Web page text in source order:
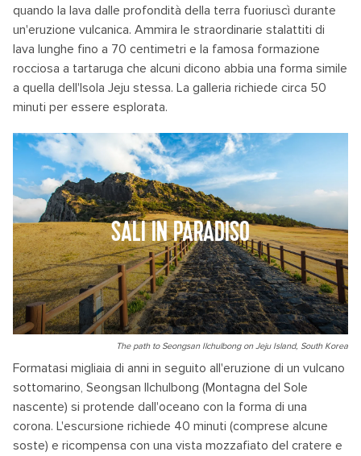
quando la lava dalle profondità della terra fuoriuscì durante
un'eruzione vulcanica. Ammira le straordinarie stalattiti di
lava lunghe fino a 70 centimetri e la famosa formazione
rocciosa a tartaruga che alcuni dicono abbia una forma simile
a quella dell'Isola Jeju stessa. La galleria richiede circa 50
minuti per essere esplorata.
SALI IN PARADISO
The path to Seongsan Ilchulbong on Jeju Island, South Korea
Formatasi migliaia di anni in seguito all'eruzione di un vulcano
sottomarino, Seongsan Ilchulbong (Montagna del Sole
nascente) si protende dall'oceano con la forma di una
corona. L'escursione richiede 40 minuti (comprese alcune
soste) e ricompensa con una vista mozzafiato del cratere e